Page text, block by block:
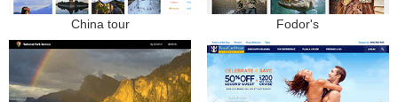
China tour Fodor's